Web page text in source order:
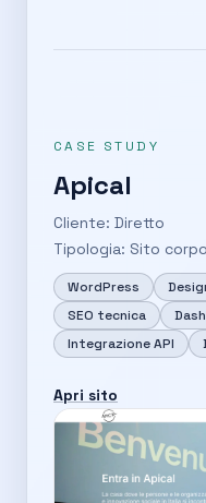
CASE STUDY
Apical
Cliente: Diretto
Tipologia: Sito
WordPress
SEO tecnica
Integrazione API
Apri sito